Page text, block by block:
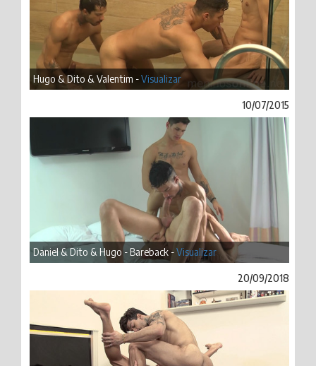
Hugo & Dito & Valentim -Visualizar
10/07/2015
Daniel & Dito & Hugo - Bareback -Visualizar
20/09/2018